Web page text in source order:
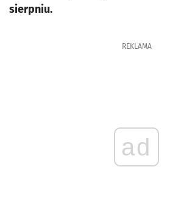
sierpniu.
REKLAMA
ad